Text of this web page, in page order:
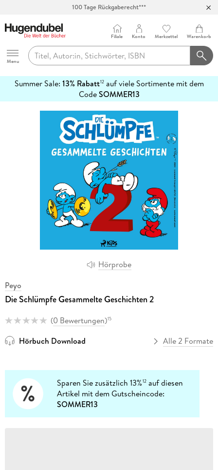
100 Tage Rückgaberecht***
Hugendubel
Menu
Filiale Konto Merkzettel Warenkorb
Summer Sale: 13% Rabatt12auf viele Sortimente mit dem
CodeSOMMER13
erfahren
Hörprobe
Peyo
Die Schlümpfe Gesammelte Geschichten 2
(0 Bewertungen)15
Hörbuch Download Alle 2 Formate
Sparen Sie zusätzlich 13%12 auf diesen
Artikel mit dem Gutscheincode:
SOMMER13